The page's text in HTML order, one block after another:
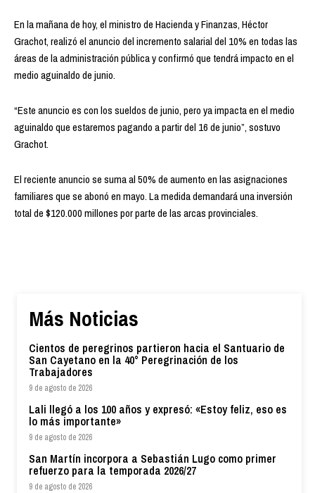
En la mañana de hoy, el ministro de Hacienda y Finanzas, Héctor
Grachot, realizó el anuncio del incremento salarial del 10% en todas las
áreas de la administración pública y confirmó que tendrá impacto en el
medio aguinaldo de junio.
“Este anuncio es con los sueldos de junio, pero ya impacta en el medio
aguinaldo que estaremos pagando a partir del 16 de junio”, sostuvo
Grachot.
El reciente anuncio se suma al 50% de aumento en las asignaciones
familiares que se abonó en mayo. La medida demandará una inversión
total de $120.000 millones por parte de las arcas provinciales.
Más Noticias
Cientos de peregrinos partieron hacia el Santuario de
San Cayetano en la 40° Peregrinación de los
Trabajadores
9 de agosto de 2026
Lali llegó a los 100 años y expresó: «Estoy feliz, eso es
lo más importante»
9 de agosto de 2026
San Martín incorpora a Sebastián Lugo como primer
refuerzo para la temporada 2026/27
9 de agosto de 2026